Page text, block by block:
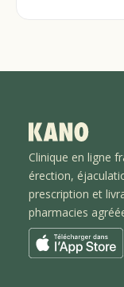
Clinique en ligne
érection,
prescription et
pharmacies